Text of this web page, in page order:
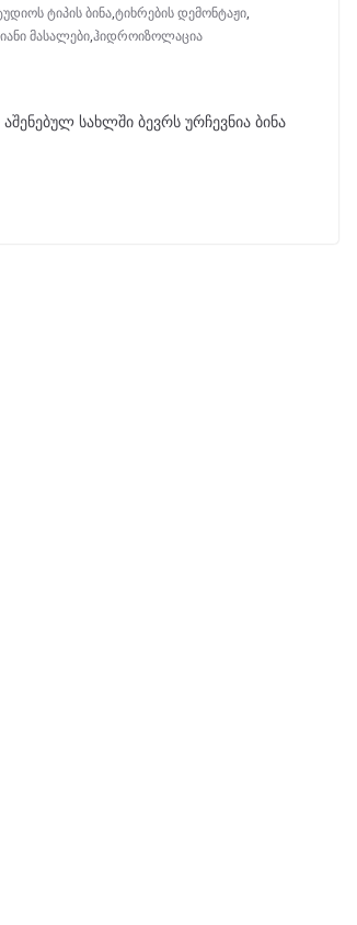
ტიპის ბინა,ტიხრების დემონტაჟი,
მასალები,ჰიდროიზოლაცია
სახლში ბევრს ურჩევნია ბინა